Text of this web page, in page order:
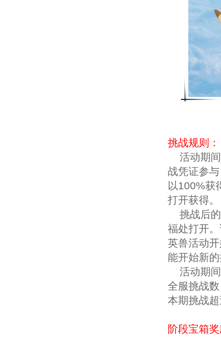
挑战规则：
活动期间
战凭证参
以100%获
打开获得。
挑战后的
福处打开
英兽活动
能开始新
活动期间
全服挑战
本期挑战
阶段宝箱